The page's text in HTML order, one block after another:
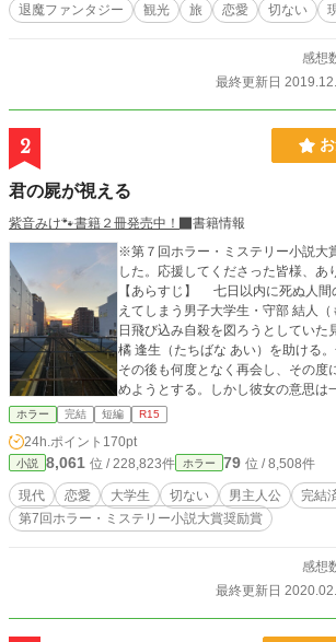
退魔ファンタジー 観光 旅 恋愛 切ない
感想
最終更新日
2
君の屍が視える
紫音みけ🐾書籍２冊発売中！
書籍情報
※第７回ホラー・ミステリー小説大
した。応援してくださった皆様、あ
【あらすじ】 七日以内に死ぬ人間の、死んだときの姿が視
えてしまう男子大学生・守部 結人
日飛び込み自殺を図ろうとしていた
橘 逢生（たちばな あい）を助ける
その後も何度となく再会し、その度
めようとする。しかし彼女の意思は
ため結人の目には常に彼女の死体
うのだった。
ホラー 完結 短編 R15
24h.ポイント 170pt
小説 8,061 位 / 228,823件 ホラー 79 位 / 8,508件
現代 恋愛 大学生 切ない 男主人公
完結
第7回ホラー・ミステリー小説大賞奨励賞
感想
最終更新日